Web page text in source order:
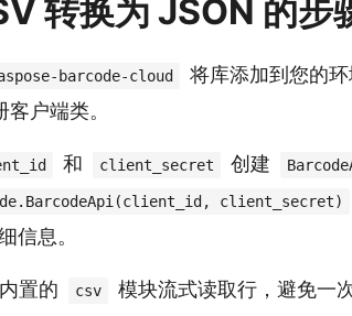
转换为 JSON 的步
barcode-cloud
将库添加到您的环
户端类。
和 client_secret 创建
client_secret)
信息。
置的 csv
模块流式读取行，避免一